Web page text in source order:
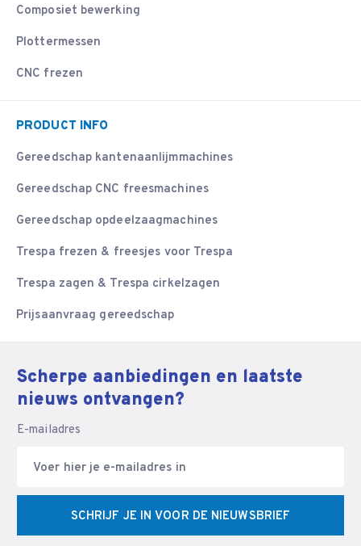
Composiet bewerking
Plottermessen
CNC frezen
PRODUCT INFO
Gereedschap kantenaanlijmmachines
Gereedschap CNC freesmachines
Gereedschap opdeelzaagmachines
Trespa frezen & freesjes voor Trespa
Trespa zagen & Trespa cirkelzagen
Prijsaanvraag gereedschap
Scherpe aanbiedingen en laatste
nieuws ontvangen?
E-mailadres
SCHRIJF JE IN VOOR DE NIEUWSBRIEF